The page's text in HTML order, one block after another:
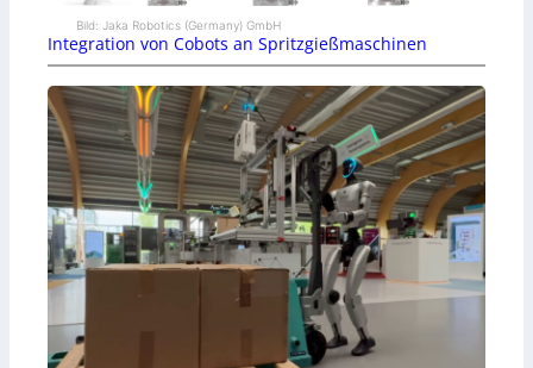
Bild: Jaka Robotics (Germany) GmbH
Integration von Cobots an Spritzgießmaschinen